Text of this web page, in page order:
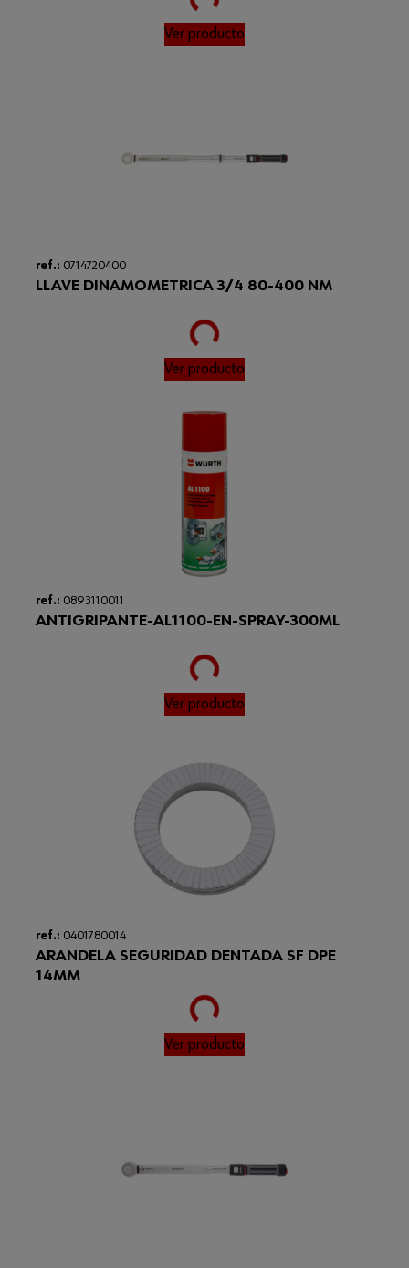
Ver producto
ref.: 0714720400
LLAVE DINAMOMETRICA 3/4 80-400 NM
Loading...
Ver producto
ref.: 0893110011
ANTIGRIPANTE-AL1100-EN-SPRAY-300ML
Loading...
Ver producto
ref.: 0401780014
ARANDELA SEGURIDAD DENTADA SF DPE
14MM
Loading...
Ver producto